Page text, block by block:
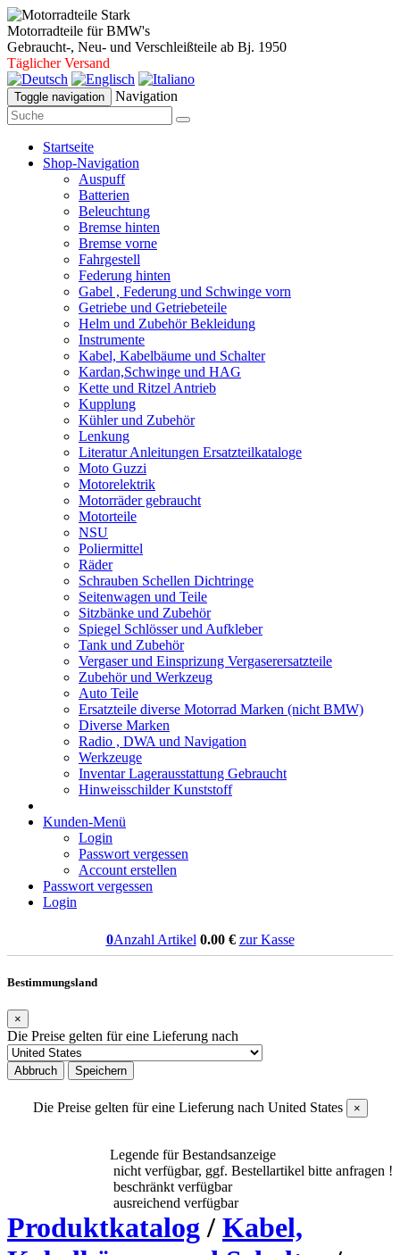
Motorradteile für BMW's
Gebraucht-, Neu- und Verschleißteile ab Bj. 1950
Täglicher Versand
Toggle navigation Navigation
Startseite
Shop-Navigation
Auspuff
Batterien
Beleuchtung
Bremse hinten
Bremse vorne
Fahrgestell
Federung hinten
Gabel , Federung und Schwinge vorn
Getriebe und Getriebeteile
Helm und Zubehör Bekleidung
Instrumente
Kabel, Kabelbäume und Schalter
Kardan,Schwinge und HAG
Kette und Ritzel Antrieb
Kupplung
Kühler und Zubehör
Lenkung
Literatur Anleitungen Ersatzteilkataloge
Moto Guzzi
Motorelektrik
Motorräder gebraucht
Motorteile
NSU
Poliermittel
Räder
Schrauben Schellen Dichtringe
Seitenwagen und Teile
Sitzbänke und Zubehör
Spiegel Schlösser und Aufkleber
Tank und Zubehör
Vergaser und Einsprizung Vergaserersatzteile
Zubehör und Werkzeug
Auto Teile
Ersatzteile diverse Motorrad Marken (nicht BMW)
Diverse Marken
Radio , DWA und Navigation
Werkzeuge
Inventar Lagerausstattung Gebraucht
Hinweisschilder Kunststoff
Kunden-Menü
Login
Passwort vergessen
Account erstellen
Passwort vergessen
Login
0Anzahl Artikel 0.00€ zur Kasse
Bestimmungsland
×
Die Preise gelten für eine Lieferung nach
Abbruch Speichern
Die Preise gelten für eine Lieferung nach United States ×
Legende für Bestandsanzeige
nicht verfügbar, ggf. Bestellartikel bitte anfragen !
beschränkt verfügbar
ausreichend verfügbar
Produktkatalog / Kabel,